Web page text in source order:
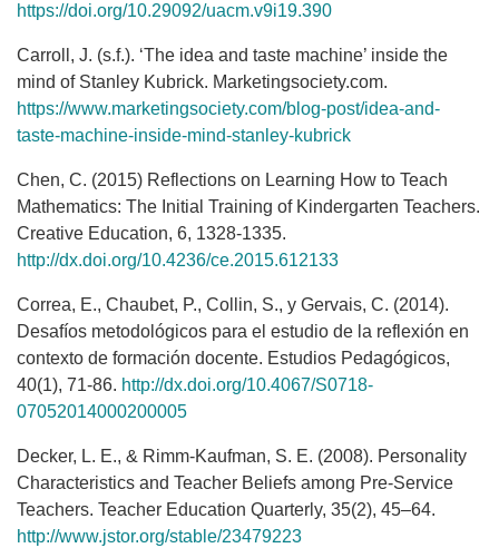
https://doi.org/10.29092/uacm.v9i19.390
Carroll, J. (s.f.). ‘The idea and taste machine’ inside the
mind of Stanley Kubrick. Marketingsociety.com.
https://www.marketingsociety.com/blog-post/idea-and-
taste-machine-inside-mind-stanley-kubrick
Chen, C. (2015) Reflections on Learning How to Teach
Mathematics: The Initial Training of Kindergarten Teachers.
Creative Education, 6, 1328-1335.
http://dx.doi.org/10.4236/ce.2015.612133
Correa, E., Chaubet, P., Collin, S., y Gervais, C. (2014).
Desafíos metodológicos para el estudio de la reflexión en
contexto de formación docente. Estudios Pedagógicos,
40(1), 71-86. http://dx.doi.org/10.4067/S0718-
07052014000200005
Decker, L. E., & Rimm-Kaufman, S. E. (2008). Personality
Characteristics and Teacher Beliefs among Pre-Service
Teachers. Teacher Education Quarterly, 35(2), 45–64.
http://www.jstor.org/stable/23479223